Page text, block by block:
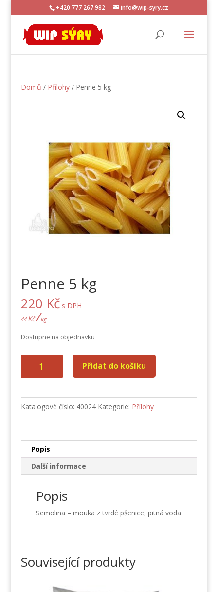
+420 777 267 982 info@wip-syry.cz
Domů / Přílohy/ Penne 5 kg
Penne 5 kg
220 Kč s DPH
44 Kč/kg
Dostupné na objednávku
Přidat do košíku
Katalogové číslo: 40024 Kategorie: Přílohy
Popis
Další informace
Popis
Semolina – mouka z tvrdé pšenice, pitná voda
Související produkty